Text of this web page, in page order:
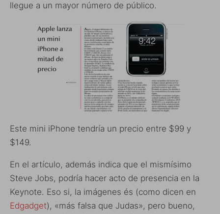
llegue a un mayor número de público.
Este mini iPhone tendría un precio entre $99 y
$149.
En el artículo, además indica que el mismísimo
Steve Jobs, podría hacer acto de presencia en la
Keynote. Eso si, la imágenes és (como dicen en
Edgadget), «más falsa que Judas», pero bueno,